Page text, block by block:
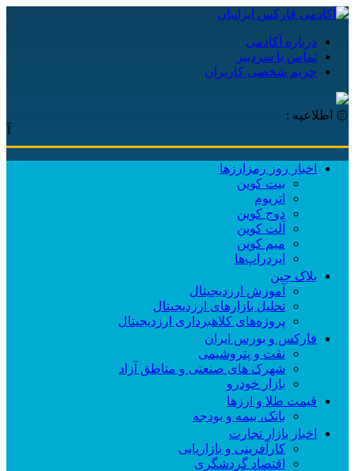
درباره آکادمی
تماس با سردبیر
حریم شخصی کاربران
۞ اطلاعیه :
اخبار روز رمزارزها
بیت کوین
اتریوم
دوج کوین
آلت کوین
میم کوین‌
ایردراپ‌ها
بلاک چین
آموزش ارزدیجیتال
تحلیل بازارهای ارزدیجیتال
پروژه‌های کلاهبرداری ارزدیجیتال
فارکس و بورس ایران
نفت و پتروشیمی
شهرک های صنعتی و مناطق آزاد
بازار خودرو
قیمت طلا و ارزها
بانک، بیمه و بودجه
اخبار بازار تجارت
کارآفرینی و بازاریابی
اقتصاد گردشگری